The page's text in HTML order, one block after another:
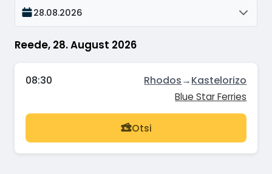
Reede, 28. August 2026
28.08.2026
08:30 Rhodos→Kastelorizo
Blue Star Ferries
Otsi